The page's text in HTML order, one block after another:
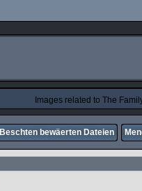
Images related to The
Beschten bewäerten Dateien